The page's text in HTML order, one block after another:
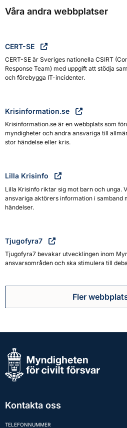
Våra andra webbplatser
CERT-SE
CERT-SE är Sveriges nationella CSIRT
Response Team) med uppgift att stödja
och förebygga IT-incidenter.
Krisinformation.se
Krisinformation.se är en webbplats som
myndigheter och andra ansvariga till
stor händelse eller kris.
Lilla Krisinfo
Lilla Krisinfo riktar sig mot barn och unga.
ansvariga aktörers information i samband
händelser.
Tjugofyra7
Tjugofyra7 bevakar utvecklingen inom
ansvarsområden och ska stimulera till
Fler
Kontakta oss
TELEFONNUMMER